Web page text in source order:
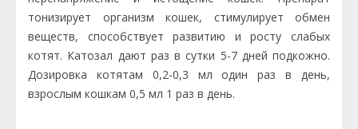
тонизирует организм кошек, стимулирует обмен
веществ, способствует развитию и росту слабых
котят. Катозал дают раз в сутки 5-7 дней подкожно.
Дозировка котятам 0,2-0,3 мл один раз в день,
взрослым кошкам 0,5 мл 1 раз в день.